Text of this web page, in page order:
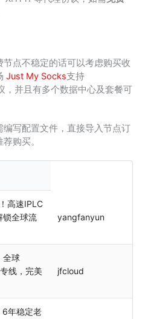
点不稳定的话可以考虑购买收
Just My Socks支持
，并且有多个数据中心及套餐可
写配置文件，直接导入节点订
购买。
高速IPLC
锁全球流
yangfanyun
全球
线，完美
jfcloud
6年稳定老